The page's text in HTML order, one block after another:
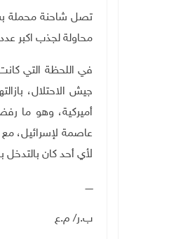
محاولة لجذب اكبر
في اللحظة التي
جيش الاحتلال،
أميركية، وهو ما
عاصمة لإسرائيل، مع
لأي أحد كان بالتدخل
ـــــ
ب.ر/ م.ع